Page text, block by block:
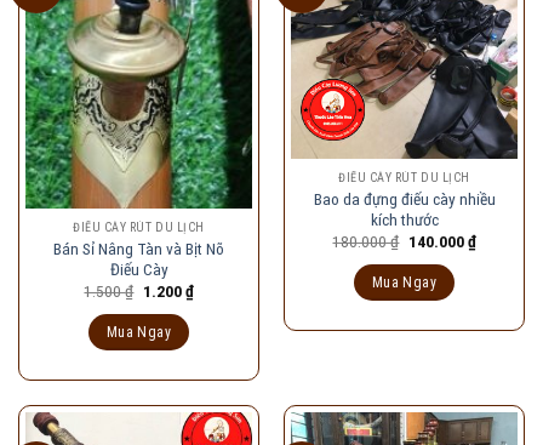
ĐIẾU CÀY RÚT DU LỊCH
Bán Sỉ Nâng Tàn và Bịt Nõ
Điếu Cày
1.500₫ Giá
1.500 ₫.
1.200₫Giá
hiện
Mua Ngay
ĐIẾU CÀY RÚT DU LỊCH
Bao da đựng điếu cày nhiều
kích thước
180.000₫ Giá
180.000 ₫.
140.000₫Giá
hiện
Mua Ngay